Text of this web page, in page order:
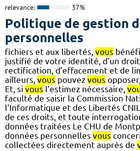
relevance: 37%
Politique de gestion
personnelles
fichiers et aux libertés, vous
justifié de votre identité, d’un droit
rectification, d’effacement et de
ailleurs, vous pouvez vous
Et, si vous l’estimez nécessaire,
faculté de saisir la Commission
l’Informatique et des Libertés
de ces droits, et toute
données traitées Le CHU de
données personnelles vous
collectées directement auprès de